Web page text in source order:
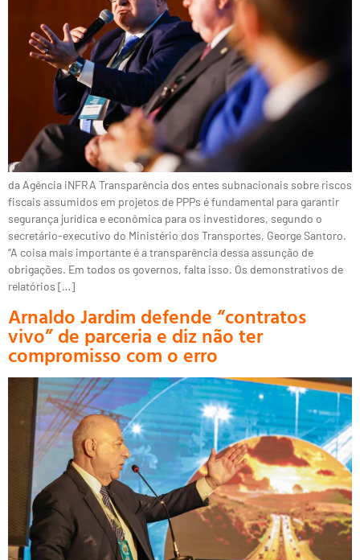
da Agência iNFRA Transparência dos entes subnacionais sobre riscos
fiscais assumidos em projetos de PPPs é fundamental para garantir
segurança jurídica e econômica para os investidores, segundo o
secretário-executivo do Ministério dos Transportes, George Santoro.
“A coisa mais importante é a transparência dessa assunção de
obrigações. Em todos os governos, falta isso. Os demonstrativos de
relatórios […]
Arnaldo Jardim defende “contratos
vivo” de parceria e diz não ter
compromisso com o erro